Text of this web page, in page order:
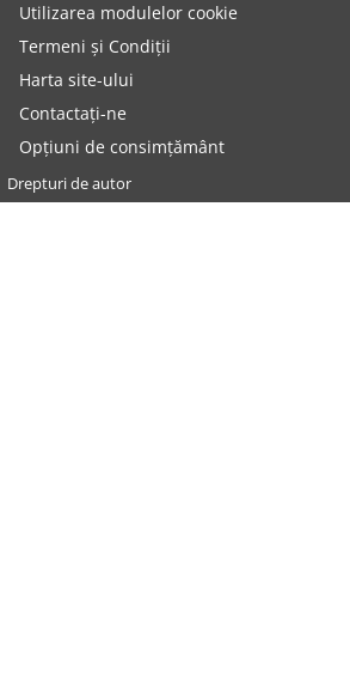
Utilizarea modulelor cookie
Termeni și Condiții
Harta site-ului
Contactați-ne
Opțiuni de consimțământ
Drepturi de autor